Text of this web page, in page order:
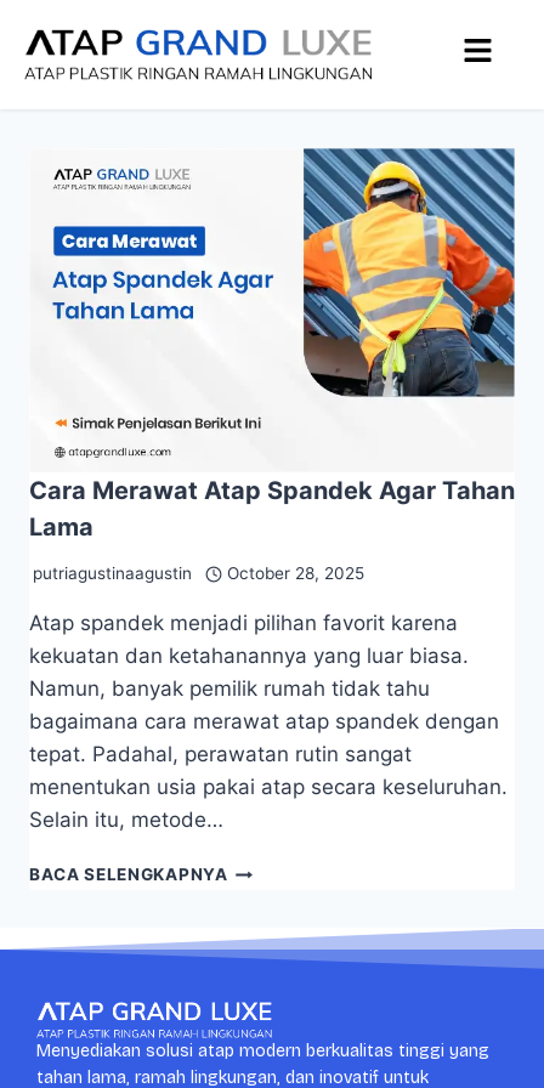
Cara Merawat Atap Spandek Agar Tahan
Lama
putriagustinaagustin October 28, 2025
Atap spandek menjadi pilihan favorit karena
kekuatan dan ketahanannya yang luar biasa.
Namun, banyak pemilik rumah tidak tahu
bagaimana cara merawat atap spandek dengan
tepat. Padahal, perawatan rutin sangat
menentukan usia pakai atap secara keseluruhan.
Selain itu, metode…
BACA SELENGKAPNYA
Menyediakan solusi atap modern berkualitas tinggi yang
tahan lama, ramah lingkungan, dan inovatif untuk